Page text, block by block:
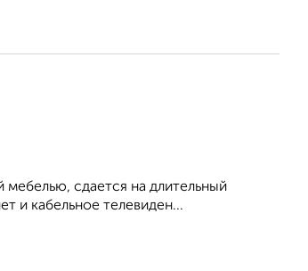
сдается на длительный
и кабельное телевиден...